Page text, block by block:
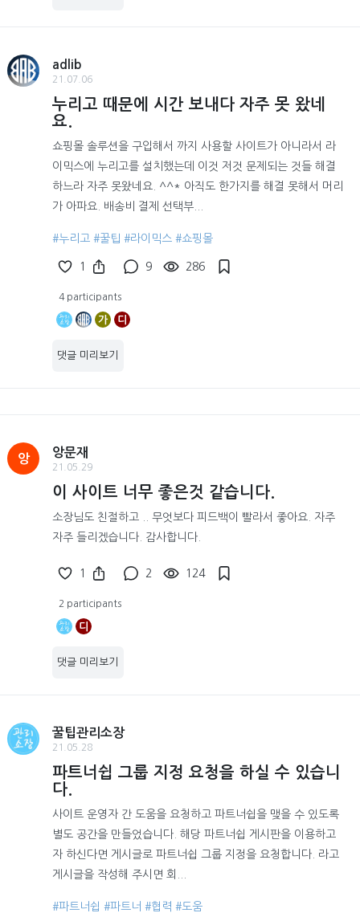
adlib
21.07.06
누리고 때문에 시간 보내다 자주 못 왔네
요.
쇼핑몰 솔루션을 구입해서 까지 사용할 사이트가 아니라서 라
이믹스에 누리고를 설치했는데 이것 저것 문제되는 것들 해결
하느라 자주 못왔네요. ^^* 아직도 한가지를 해결 못해서 머리
가 아파요. 배송비 결제 선택부...
#누리고 #꿀팁 #라이믹스 #쇼핑몰
1 9 286
4 participants
가 디
댓글 미리보기
앙
앙문재
21.05.29
이 사이트 너무 좋은것 같습니다.
소장님도 친절하고 .. 무엇보다 피드백이 빨라서 좋아요. 자주
자주 들리겠습니다. 감사합니다.
1 2 124
2 participants
디
댓글 미리보기
꿀팁관리소장
21.05.28
파트너쉽 그룹 지정 요청을 하실 수 있습니
다.
사이트 운영자 간 도움을 요청하고 파트너쉽을 맺을 수 있도록
별도 공간을 만들었습니다. 해당 파트너쉽 게시판을 이용하고
자 하신다면 게시글로 파트너쉽 그룹 지정을 요청합니다. 라고
게시글을 작성해 주시면 회...
#파트너쉽 #파트너 #협력 #도움